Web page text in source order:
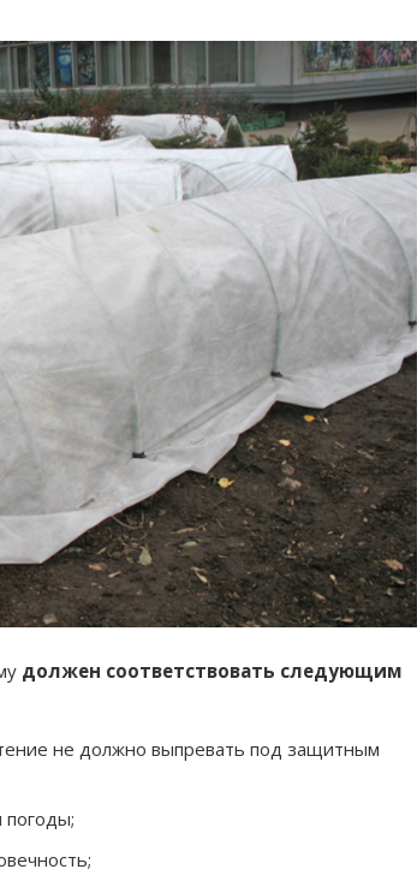
должен соответствовать следующим
не должно выпревать под защитным
погоды;